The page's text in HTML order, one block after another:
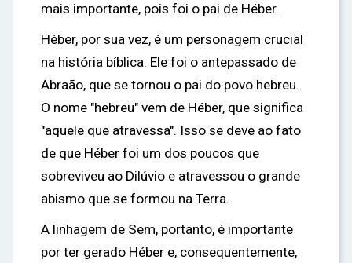
mais importante, pois foi o pai de Héber.
Héber, por sua vez, é um personagem crucial
na história bíblica. Ele foi o antepassado de
Abraão, que se tornou o pai do povo hebreu.
O nome "hebreu" vem de Héber, que significa
"aquele que atravessa". Isso se deve ao fato
de que Héber foi um dos poucos que
sobreviveu ao Dilúvio e atravessou o grande
abismo que se formou na Terra.
A linhagem de Sem, portanto, é importante
por ter gerado Héber e, consequentemente,